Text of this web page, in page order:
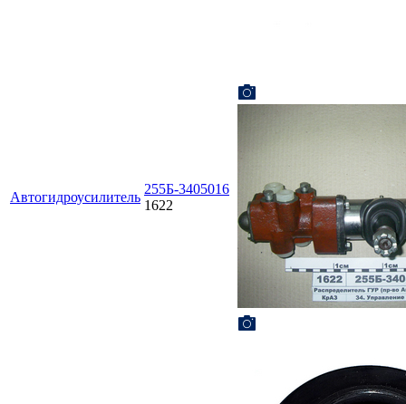
Автогидроусилитель
255Б-3405016
1622